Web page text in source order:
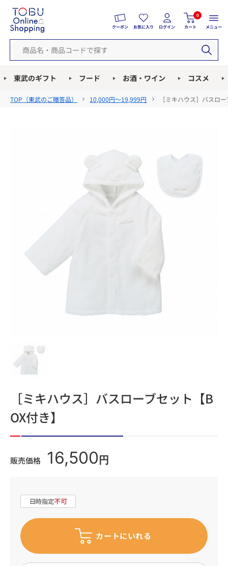
クーポン お気に入り ログイン
0
カート メニュー
東武のギフト フード お酒・ワイン コスメ
TOP（東武のご贈答品） 10,000円～19,999円 ［ミキハウス］バスロ
［ミキハウス］バスローブセット【B
OX付き】
販売価格 16,500 円